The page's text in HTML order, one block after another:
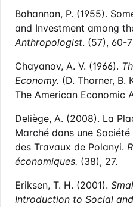
Bohannan, P. (1955).
and Investment among
Anthropologist. (57), 60-
Chayanov, A. V. (1966).
Economy. (D. Thorner, B.
The American Economic
Deliège, A. (2008). La
Marché dans une
des Travaux de Polanyi.
économiques. (38), 27.
Eriksen, T. H. (2001).
Introduction to Social